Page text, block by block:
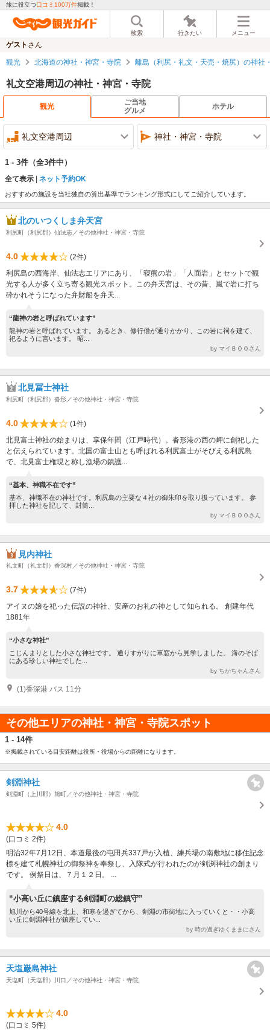
旅に役立つ口コミ100万件掲載！
検索 行きたい メニュー
ゲスト さん
観光 北海道の神社・神宮・寺院 離島（利尻・礼文・天売・焼尻）の神社
礼文空港周辺の神社・神宮・寺院
観光
ご当地
グルメ
ホテル
礼文空港周辺 神社・神宮・寺院
1 - 3件 （全3件中）
全て表示 ネット予約OK
おすすめの施設を当社独自の算出基準でランキング形式にしてご紹介しています。
北のいつくしま弁天宮
利尻町（利尻郡）仙法志／その他神社・神宮・寺院
4.0
(2件)
利尻島の西海岸、仙法志エリアにあり、「寝熊の岩」「人面岩」とセットで観
光する人が多く立ち寄る観光スポット。この弁天宮は、その昔、嵐で岩に打ち
砕かれそうになった弁財船を弁天...
“龍神の岩と呼ばれています”
龍神の岩と呼ばれています。 あるとき、修行僧が通りかかり、この岩に祠を建て、
祀るように言います。 昭...
by マイＢＯＯさん
北見冨士神社
利尻町（利尻郡）沓形／その他神社・神宮・寺院
4.0
(1件)
北見富士神社の始まりは、享保年間（江戸時代）。沓形港の西の岬に創祀した
と伝えられています。北国の富士山とも呼ばれる利尻富士がそびえる利尻島
で、北見富士権現と称し漁場の鎮護...
“基本、神職不在です”
基本、神職不在の神社です。利尻島の主要な４社の御朱印を取り扱っています。 参
拝した神社を記して、封筒...
by マイＢＯＯさん
見内神社
礼文町（礼文郡）香深村／その他神社・神宮・寺院
3.7
(7件)
アイヌの娘を祀った伝説の神社、安産のお礼の神として知られる。 創建年代
1881年
“小さな神社”
こじんまりとした小さな神社です。 通りすがりに車窓から見学しました。 海のそば
にある珍しい神社でした...
by ちかちゃんさん
(1)香深港 バス 11分
その他エリアの神社・神宮・寺院スポット
1 - 14件
※掲載されている目安距離は役所・役場からの距離になります。
剣淵神社
剣淵町（上川郡）旭町／その他神社・神宮・寺院
4.0
(口コミ 2件)
明治32年7月12日、本道最後の屯田兵337戸が入植、練兵場の南敷地に移住記念
標を建て札幌神社の御祭神を奉祭し、入隊式が行われたのが剣渕神社の創まり
です。 例祭日は、７月１２日。 ...
“小高い丘に鎮座する剣淵町の総鎮守”
旭川から40号線を北上、和寒を過ぎてから、剣淵の市街地に入っていくと・・小高
い丘に剣淵神社が鎮座してい...
by 時の過ぎゆくままにさん
天塩巌島神社
天塩町（天塩郡）川口／その他神社・神宮・寺院
4.0
(口コミ 5件)